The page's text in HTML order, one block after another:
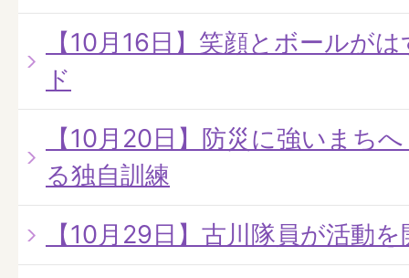
【10月16日】笑顔とボールが
ド
【10月20日】防災に強いまち
る独自訓練
【10月29日】古川隊員が活動